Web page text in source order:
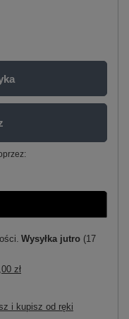
Wysyłka jutro (17
zł
i kupisz od ręki